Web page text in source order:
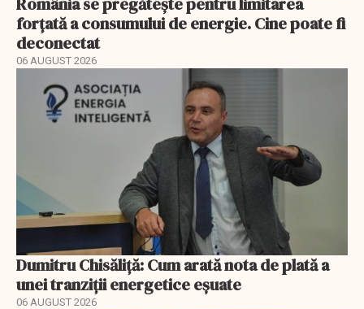
forțată a consumului de energie. Cine poate fi
deconectat
06 AUGUST 2026
Dumitru Chisăliță: Cum arată nota de plată a
unei tranziții energetice eșuate
06 AUGUST 2026